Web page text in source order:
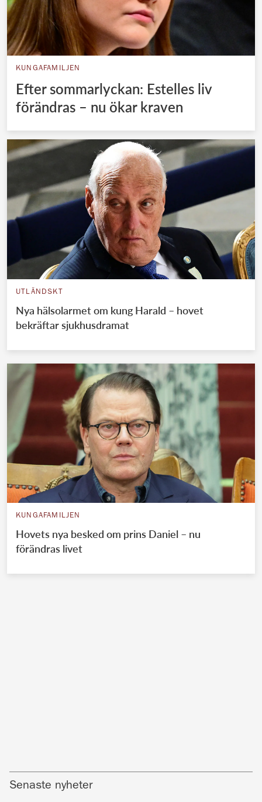
KUNGAFAMILJEN
Efter sommarlyckan: Estelles liv
förändras – nu ökar kraven
UTLÄNDSKT
Nya hälsolarmet om kung Harald – hovet
bekräftar sjukhusdramat
KUNGAFAMILJEN
Hovets nya besked om prins Daniel – nu
förändras livet
Senaste nyheter